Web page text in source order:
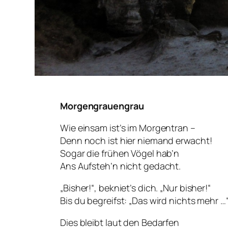
Morgengrauengrau
Wie einsam ist’s im Morgentran –
Denn noch ist hier niemand erwacht!
Sogar die frühen Vögel hab’n
Ans Aufsteh’n nicht gedacht.
„Bisher!“, bekniet’s dich. „Nur bisher!“
Bis du begreifst: „Das wird nichts mehr
Dies bleibt laut den Bedarfen